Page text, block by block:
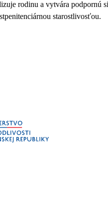
rodinu a vytvára
starostlivosťou.